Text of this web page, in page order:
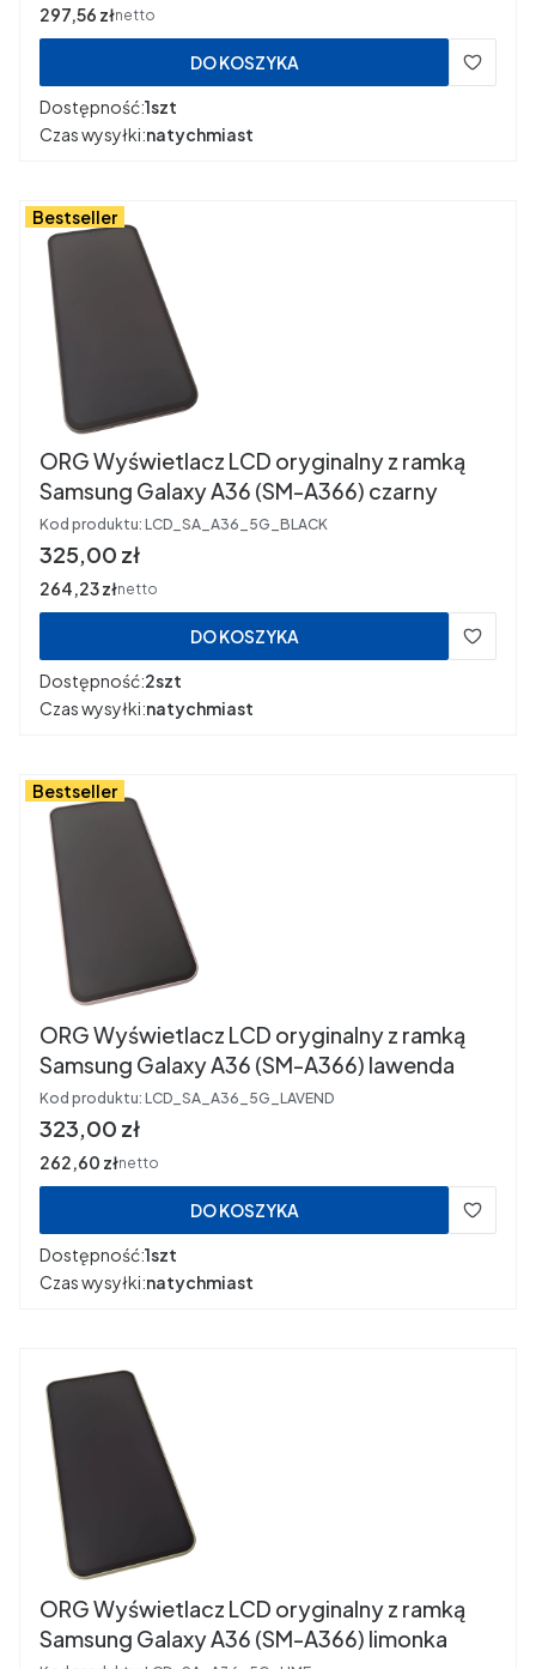
Cena
297,56 złnetto
DO KOSZYKA
Dostępność:1szt
Czas wysyłki:natychmiast
Bestseller
ORG Wyświetlacz LCD oryginalny z ramką
Samsung Galaxy A36 (SM-A366) czarny
Kod produktu: LCD_SA_A36_5G_BLACK
Cena
325,00 zł
Cena
264,23 złnetto
DO KOSZYKA
Dostępność:2szt
Czas wysyłki:natychmiast
Bestseller
ORG Wyświetlacz LCD oryginalny z ramką
Samsung Galaxy A36 (SM-A366) lawenda
Kod produktu: LCD_SA_A36_5G_LAVEND
Cena
323,00 zł
Cena
262,60 złnetto
DO KOSZYKA
Dostępność:1szt
Czas wysyłki:natychmiast
ORG Wyświetlacz LCD oryginalny z ramką
Samsung Galaxy A36 (SM-A366) limonka